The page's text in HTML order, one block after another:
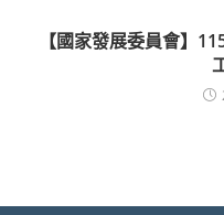
【國家發展委員會】